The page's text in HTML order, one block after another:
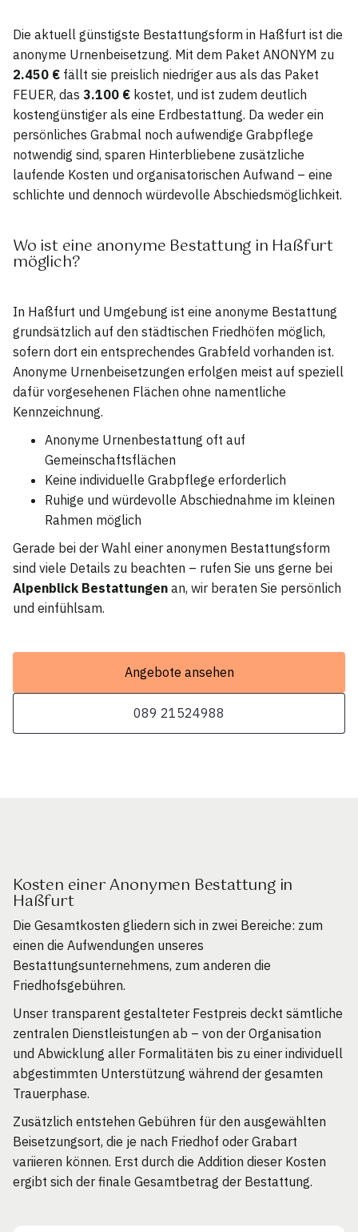
Die aktuell günstigste Bestattungsform in Haßfurt ist die
anonyme Urnenbeisetzung. Mit dem Paket ANONYM zu
2.450 € fällt sie preislich niedriger aus als das Paket
FEUER, das 3.100 € kostet, und ist zudem deutlich
kostengünstiger als eine Erdbestattung. Da weder ein
persönliches Grabmal noch aufwendige Grabpflege
notwendig sind, sparen Hinterbliebene zusätzliche
laufende Kosten und organisatorischen Aufwand – eine
schlichte und dennoch würdevolle Abschiedsmöglichkeit.
Wo ist eine anonyme Bestattung in Haßfurt
möglich?
In Haßfurt und Umgebung ist eine anonyme Bestattung
grundsätzlich auf den städtischen Friedhöfen möglich,
sofern dort ein entsprechendes Grabfeld vorhanden ist.
Anonyme Urnenbeisetzungen erfolgen meist auf speziell
dafür vorgesehenen Flächen ohne namentliche
Kennzeichnung.
Anonyme Urnenbestattung oft auf
Gemeinschaftsflächen
Keine individuelle Grabpflege erforderlich
Ruhige und würdevolle Abschiednahme im kleinen
Rahmen möglich
Gerade bei der Wahl einer anonymen Bestattungsform
sind viele Details zu beachten – rufen Sie uns gerne bei
Alpenblick Bestattungen an, wir beraten Sie persönlich
und einfühlsam.
Angebote ansehen
089 21524988
Kosten einer Anonymen Bestattung in
Haßfurt
Die Gesamtkosten gliedern sich in zwei Bereiche: zum
einen die Aufwendungen unseres
Bestattungsunternehmens, zum anderen die
Friedhofsgebühren.
Unser transparent gestalteter Festpreis deckt sämtliche
zentralen Dienstleistungen ab – von der Organisation
und Abwicklung aller Formalitäten bis zu einer individuell
abgestimmten Unterstützung während der gesamten
Trauerphase.
Zusätzlich entstehen Gebühren für den ausgewählten
Beisetzungsort, die je nach Friedhof oder Grabart
variieren können. Erst durch die Addition dieser Kosten
ergibt sich der finale Gesamtbetrag der Bestattung.